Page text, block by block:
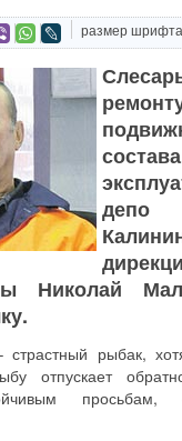
размер шрифта
депо
Николай
рыбак,
отпускает
просьбам,